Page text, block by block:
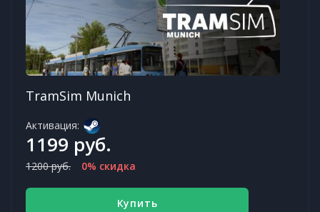
TramSim Munich
Активация:
1199 руб.
1200 руб. 0% скидка
Купить